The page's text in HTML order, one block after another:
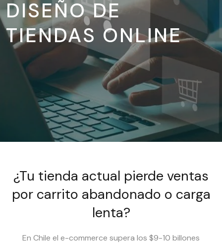
DISEÑO DE
TIENDAS ONLINE
¿Tu tienda actual pierde ventas
por carrito abandonado o carga
lenta?
En Chile el e-commerce supera los $9-10 billones